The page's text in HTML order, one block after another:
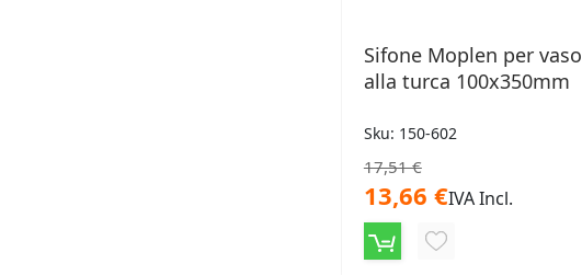
Sifone Moplen per vaso
alla turca 100x350mm
Sku: 150-602
17,51 €
13,66 €IVA Incl.
AGGIUNGI